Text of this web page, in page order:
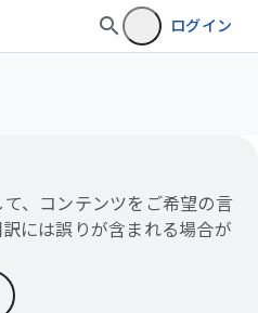
ログイン
、コンテンツをご希望の言
には誤りが含まれる場合が